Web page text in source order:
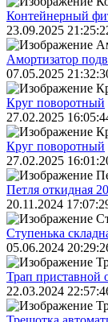
Контейнерный
23.09.2025
Амортизатор
07.05.2025
Круг поворотный
27.02.2025
Круг поворотный
27.02.2025
Петля откидная
20.11.2024
Ступенька
05.06.2024
Трап приставной
22.03.2024